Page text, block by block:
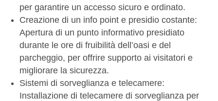
per garantire un accesso sicuro e ordinato.
Creazione di un info point e presidio costante:
Apertura di un punto informativo presidiato
durante le ore di fruibilità dell’oasi e del
parcheggio, per offrire supporto ai visitatori e
migliorare la sicurezza.
Sistemi di sorveglianza e telecamere:
Installazione di telecamere di sorveglianza per